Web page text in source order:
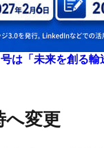
は「未来を創る
へ変更